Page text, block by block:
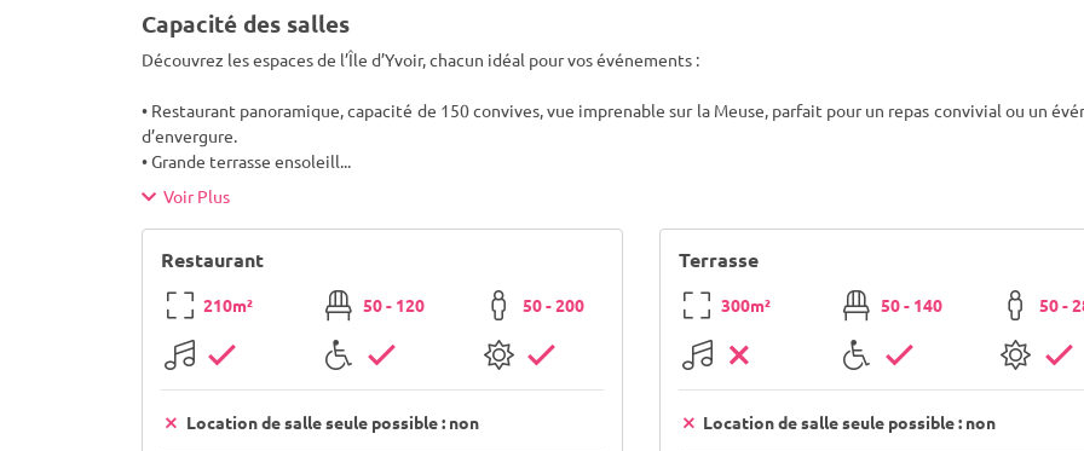
Capacité des salles
Découvrez les espaces de l’Île d’Yvoir, chacun idéal pour vos événements :
• Restaurant panoramique, capacité de 150 convives, vue imprenable sur la Meuse, parfait pour un repas convivial ou un
d’envergure.
• Grande terrasse ensoleill...
Voir Plus
Restaurant
210m² 50 - 120 50 - 200
Location de salle seule possible : non
Terrasse
300m² 50 - 140 50 -
Location de salle seule possible : non